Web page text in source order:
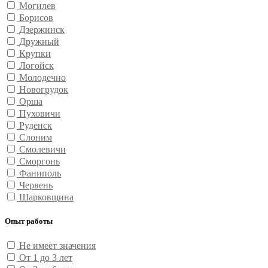
Могилев
Борисов
Дзержинск
Дружный
Крупки
Логойск
Молодечно
Новогрудок
Орша
Пуховичи
Руденск
Слоним
Смолевичи
Сморгонь
Фаниполь
Червень
Шарковщина
Опыт работы
Не имеет значения
От 1 до 3 лет